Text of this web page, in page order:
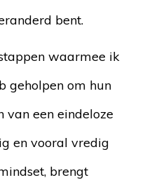
bent.
waarmee ik
geholpen om hun
van een eindeloze
en vooral vredig
brengt